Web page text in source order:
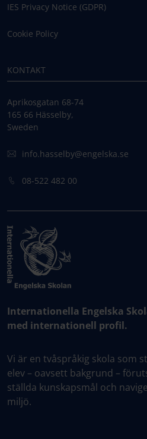
IES Privacy Notice (GDPR)
Cookie Policy
KONTAKT
Aprikosgatan 68-74
165 66 Hässelby,
Sweden
info.hasselby@engelska.se
08-522 482 00
Internationella Engelska
med internationell profil.
Vi är en tvåspråkig skola som
elev – oavsett bakgrund –
ställda kunskapsmål och
miljö.